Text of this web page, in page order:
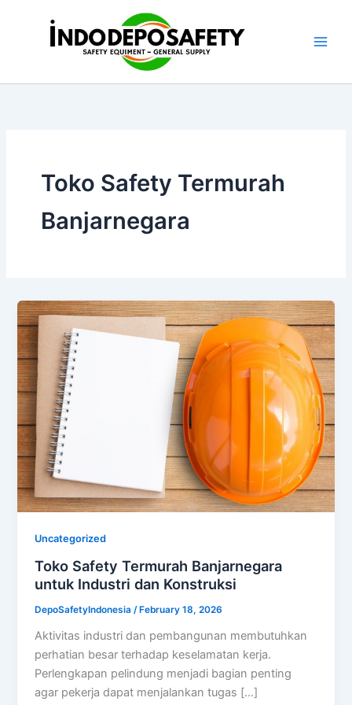
Toko Safety Termurah
Banjarnegara
Uncategorized
Toko Safety Termurah Banjarnegara
untuk Industri dan Konstruksi
DepoSafetyIndonesia/February 18, 2026
Aktivitas industri dan pembangunan membutuhkan
perhatian besar terhadap keselamatan kerja.
Perlengkapan pelindung menjadi bagian penting
agar pekerja dapat menjalankan tugas […]